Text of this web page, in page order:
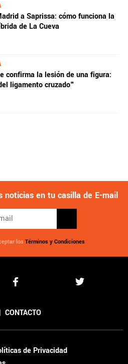
a Saprissa: cómo funciona la
de La Cueva
confirma la lesión de una figura:
ligamento cruzado"
noticias en tu casilla de E-mail
los Términos y Condiciones
| CONTACTO
de Privacidad